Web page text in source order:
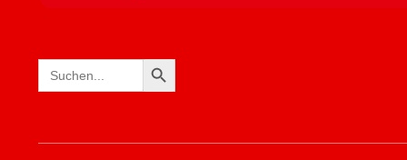
Search
for:
SEARCH BUTTON